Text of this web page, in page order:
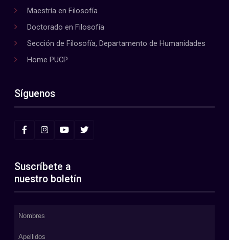
Maestría en Filosofía
Doctorado en Filosofía
Sección de Filosofía, Departamento de Humanidades
Home PUCP
Síguenos
Suscríbete a
nuestro boletín